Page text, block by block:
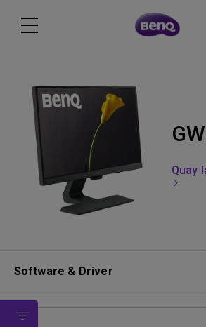
Quay
Software & Driver